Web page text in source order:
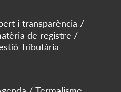
i transparència
de registre
Tributària